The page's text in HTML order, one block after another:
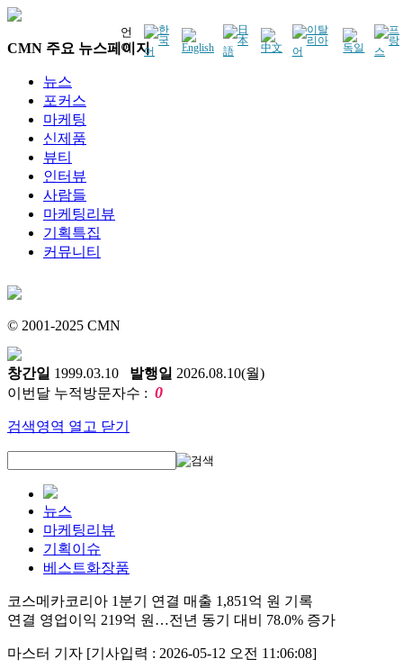
언
어
CMN 주요 뉴스페이지
뉴스
포커스
마케팅
신제품
뷰티
인터뷰
사람들
마케팅리뷰
기획특집
커뮤니티
© 2001-2025 CMN
창간일 1999.03.10 발행일 2026.08.10(월)
이번달 누적방문자수 : 0
검색영역 열고 닫기
뉴스
마케팅리뷰
기획이슈
베스트화장품
코스메카코리아 1분기 연결 매출 1,851억 원 기록
연결 영업이익 219억 원…전년 동기 대비 78.0% 증가
마스터 기자 [기사입력 : 2026-05-12 오전 11:06:08]